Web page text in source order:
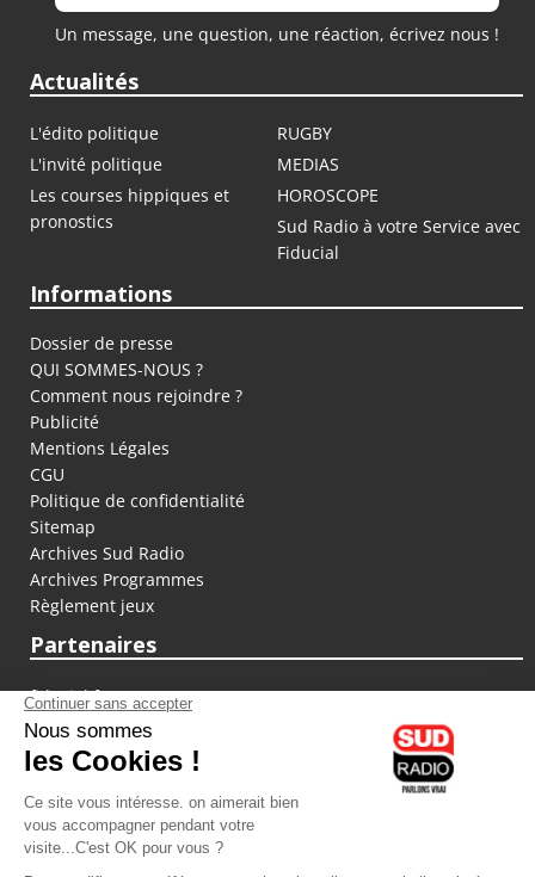
Un message, une question, une réaction, écrivez nous !
Actualités
L'édito politique
RUGBY
L'invité politique
MEDIAS
Les courses hippiques et
pronostics
HOROSCOPE
Sud Radio à votre Service avec
Fiducial
Informations
Dossier de presse
QUI SOMMES-NOUS ?
Comment nous rejoindre ?
Publicité
Mentions Légales
CGU
Politique de confidentialité
Sitemap
Archives Sud Radio
Archives Programmes
Règlement jeux
Partenaires
fiducial.fr
lyoncapitale.fr
olympique-et-lyonnais.com
L'application Iphone / Android
Téléchargez l'application